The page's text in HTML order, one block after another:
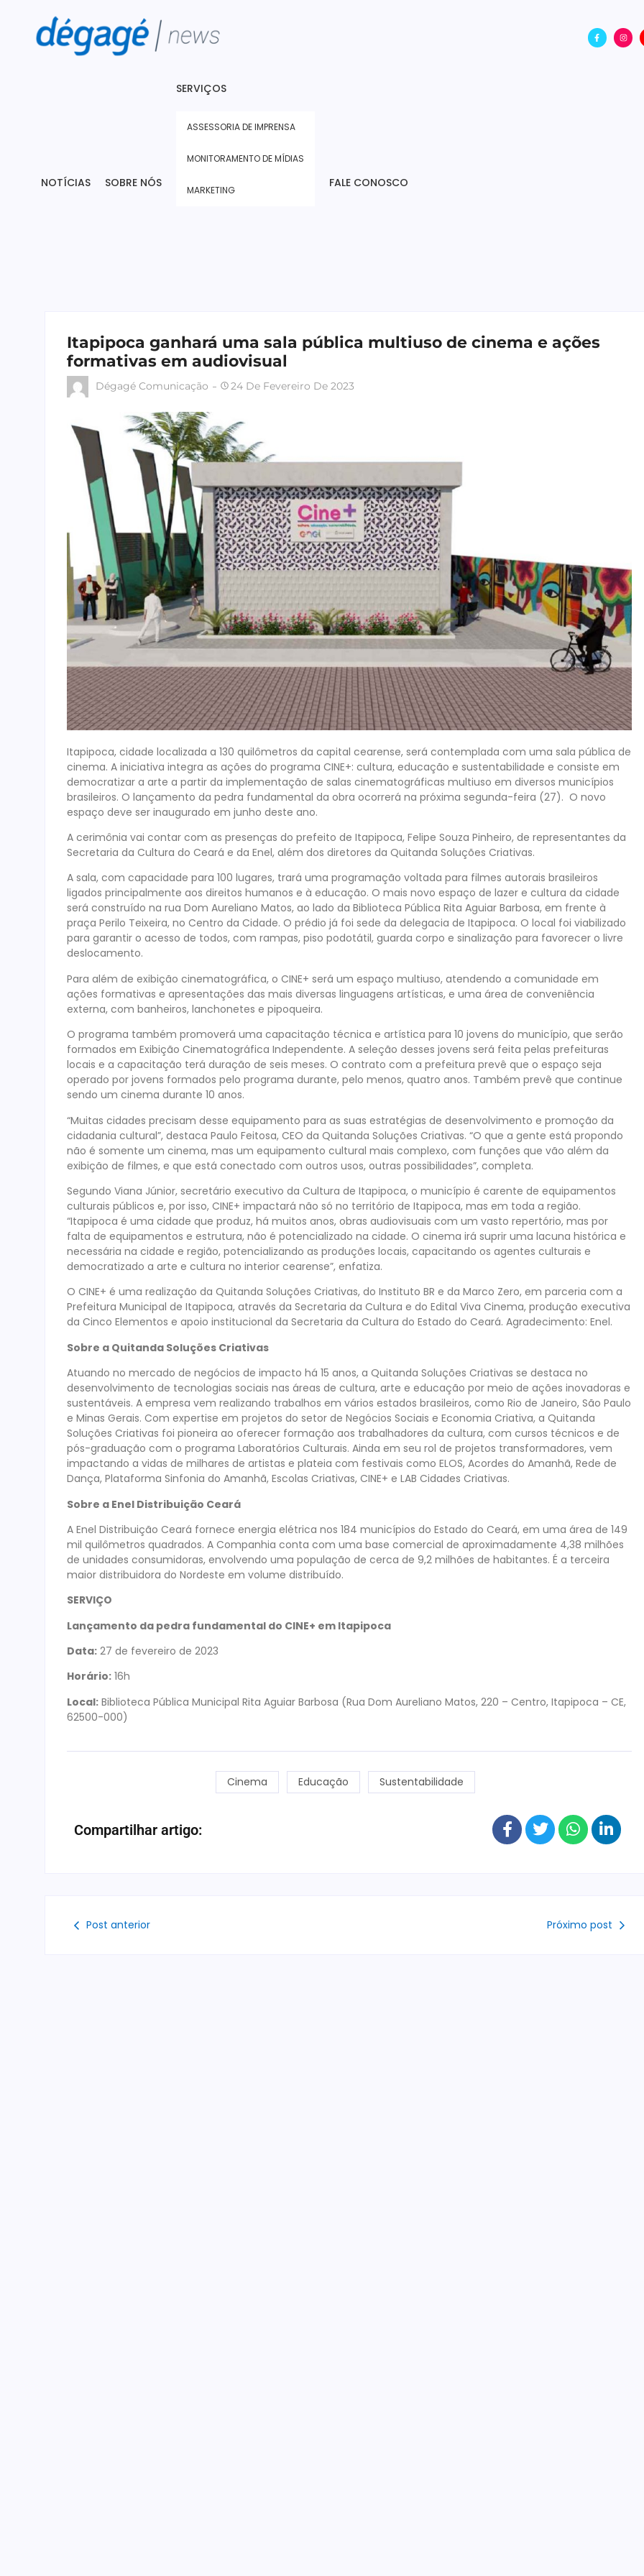
NOTÍCIAS SOBRE NÓS
SERVIÇOS
ASSESSORIA DE IMPRENSA
MONITORAMENTO DE MÍDIAS
MARKETING
FALE CONOSCO
Itapipoca ganhará uma sala pública multiuso de cinema e ações
formativas em audiovisual
Dégagé Comunicação 24 De Fevereiro De 2023
Itapipoca, cidade localizada a 130 quilômetros da capital cearense, será contemplada com uma sala pública de
cinema. A iniciativa integra as ações do programa CINE+: cultura, educação e sustentabilidade e consiste em
democratizar a arte a partir da implementação de salas cinematográficas multiuso em diversos municípios
brasileiros. O lançamento da pedra fundamental da obra ocorrerá na próxima segunda-feira (27). O novo
espaço deve ser inaugurado em junho deste ano.
A cerimônia vai contar com as presenças do prefeito de Itapipoca, Felipe Souza Pinheiro, de representantes da
Secretaria da Cultura do Ceará e da Enel, além dos diretores da Quitanda Soluções Criativas.
A sala, com capacidade para 100 lugares, trará uma programação voltada para filmes autorais brasileiros
ligados principalmente aos direitos humanos e à educação. O mais novo espaço de lazer e cultura da cidade
será construído na rua Dom Aureliano Matos, ao lado da Biblioteca Pública Rita Aguiar Barbosa, em frente à
praça Perilo Teixeira, no Centro da Cidade. O prédio já foi sede da delegacia de Itapipoca. O local foi viabilizado
para garantir o acesso de todos, com rampas, piso podotátil, guarda corpo e sinalização para favorecer o livre
deslocamento.
Para além de exibição cinematográfica, o CINE+ será um espaço multiuso, atendendo a comunidade em
ações formativas e apresentações das mais diversas linguagens artísticas, e uma área de conveniência
externa, com banheiros, lanchonetes e pipoqueira.
O programa também promoverá uma capacitação técnica e artística para 10 jovens do município, que serão
formados em Exibição Cinematográfica Independente. A seleção desses jovens será feita pelas prefeituras
locais e a capacitação terá duração de seis meses. O contrato com a prefeitura prevê que o espaço seja
operado por jovens formados pelo programa durante, pelo menos, quatro anos. Também prevê que continue
sendo um cinema durante 10 anos.
“Muitas cidades precisam desse equipamento para as suas estratégias de desenvolvimento e promoção da
cidadania cultural”, destaca Paulo Feitosa, CEO da Quitanda Soluções Criativas. “O que a gente está propondo
não é somente um cinema, mas um equipamento cultural mais complexo, com funções que vão além da
exibição de filmes, e que está conectado com outros usos, outras possibilidades”, completa.
Segundo Viana Júnior, secretário executivo da Cultura de Itapipoca, o município é carente de equipamentos
culturais públicos e, por isso, CINE+ impactará não só no território de Itapipoca, mas em toda a região.
“Itapipoca é uma cidade que produz, há muitos anos, obras audiovisuais com um vasto repertório, mas por
falta de equipamentos e estrutura, não é potencializado na cidade. O cinema irá suprir uma lacuna histórica e
necessária na cidade e região, potencializando as produções locais, capacitando os agentes culturais e
democratizado a arte e cultura no interior cearense”, enfatiza.
O CINE+ é uma realização da Quitanda Soluções Criativas, do Instituto BR e da Marco Zero, em parceria com a
Prefeitura Municipal de Itapipoca, através da Secretaria da Cultura e do Edital Viva Cinema, produção executiva
da Cinco Elementos e apoio institucional da Secretaria da Cultura do Estado do Ceará. Agradecimento: Enel.
Sobre a Quitanda Soluções Criativas
Atuando no mercado de negócios de impacto há 15 anos, a Quitanda Soluções Criativas se destaca no
desenvolvimento de tecnologias sociais nas áreas de cultura, arte e educação por meio de ações inovadoras e
sustentáveis. A empresa vem realizando trabalhos em vários estados brasileiros, como Rio de Janeiro, São Paulo
e Minas Gerais. Com expertise em projetos do setor de Negócios Sociais e Economia Criativa, a Quitanda
Soluções Criativas foi pioneira ao oferecer formação aos trabalhadores da cultura, com cursos técnicos e de
pós-graduação com o programa Laboratórios Culturais. Ainda em seu rol de projetos transformadores, vem
impactando a vidas de milhares de artistas e plateia com festivais como ELOS, Acordes do Amanhã, Rede de
Dança, Plataforma Sinfonia do Amanhã, Escolas Criativas, CINE+ e LAB Cidades Criativas.
Sobre a Enel Distribuição Ceará
A Enel Distribuição Ceará fornece energia elétrica nos 184 municípios do Estado do Ceará, em uma área de 149
mil quilômetros quadrados. A Companhia conta com uma base comercial de aproximadamente 4,38 milhões
de unidades consumidoras, envolvendo uma população de cerca de 9,2 milhões de habitantes. É a terceira
maior distribuidora do Nordeste em volume distribuído.
SERVIÇO
Lançamento da pedra fundamental do CINE+ em Itapipoca
Data: 27 de fevereiro de 2023
Horário: 16h
Local: Biblioteca Pública Municipal Rita Aguiar Barbosa (Rua Dom Aureliano Matos, 220 – Centro, Itapipoca – CE,
62500-000)
Cinema Educação Sustentabilidade
Compartilhar artigo:
Post anterior Próximo post